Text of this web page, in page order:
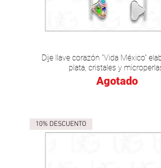
Vista rápida
Dije llave corazón "Vida México"
plata, cristales y
Agotado
10% DESCUENTO